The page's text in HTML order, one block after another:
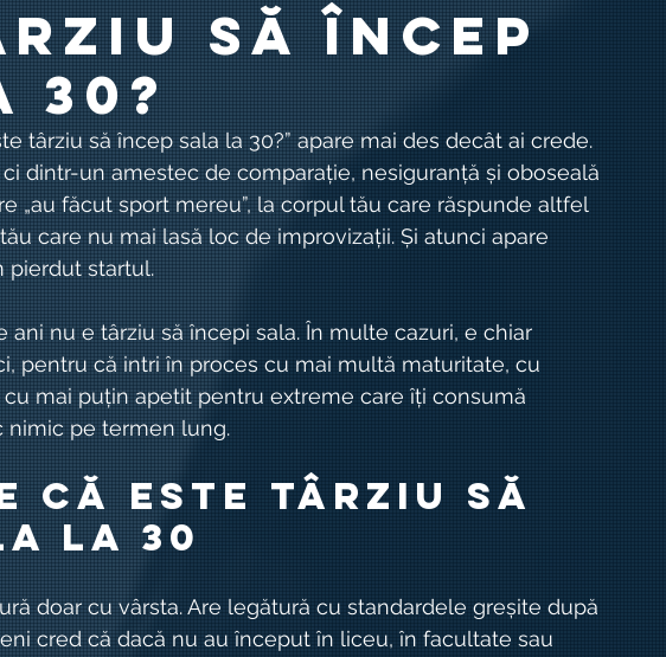
să încep
târziu să încep sala la 30?” apare mai des decât ai crede.
dintr-un amestec de comparație, nesiguranță și oboseală
„au făcut sport mereu”, la corpul tău care răspunde altfel
care nu mai lasă loc de improvizații. Și atunci apare
pierdut startul.
ani nu e târziu să începi sala. În multe cazuri, e chiar
pentru că intri în proces cu mai multă maturitate, cu
mai puțin apetit pentru extreme care îți consumă
nimic pe termen lung.
că este târziu să
la 30
doar cu vârsta. Are legătură cu standardele greșite după
cred că dacă nu au început în liceu, în facultate sau